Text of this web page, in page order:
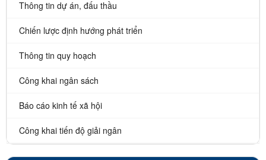
Thông tin dự án, đấu thầu
Chiến lược định hướng phát triển
Thông tin quy hoạch
Công khai ngân sách
Báo cáo kinh tế xã hội
Công khai tiến độ giải ngân